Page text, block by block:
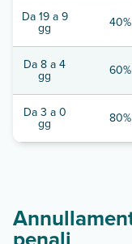
Da 19 a 9
gg 40%
Da 8 a 4
gg 60%
Da 3 a 0
gg 80%